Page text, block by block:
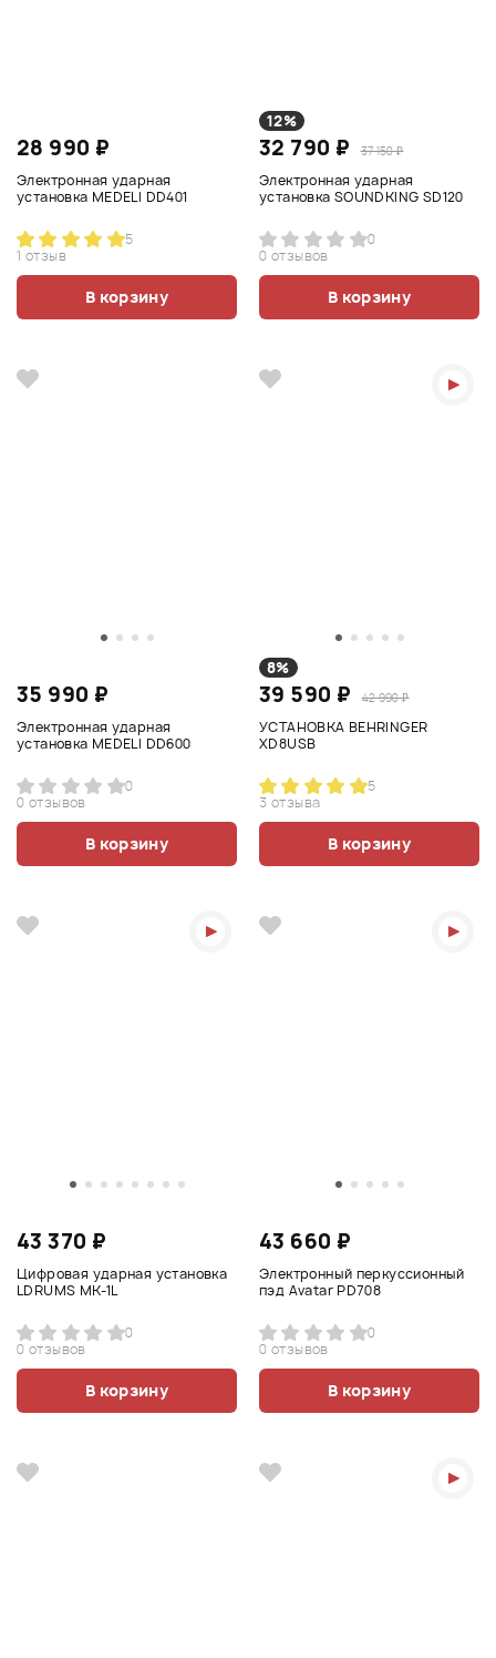
28 990 ₽
Электронная ударная
установка MEDELI DD401
5
1 отзыв
В корзину
12%
32 790 ₽ 37 150 ₽
Электронная ударная
установка SOUNDKING SD120
0
0 отзывов
В корзину
35 990 ₽
Электронная ударная
установка MEDELI DD600
0
0 отзывов
В корзину
8%
39 590 ₽ 42 990 ₽
УСТАНОВКА BEHRINGER
XD8USB
5
3 отзыва
В корзину
43 370 ₽
Цифровая ударная установка
LDRUMS MK-1L
0
0 отзывов
В корзину
43 660 ₽
Электронный перкуссионный
пэд Avatar PD708
0
0 отзывов
В корзину